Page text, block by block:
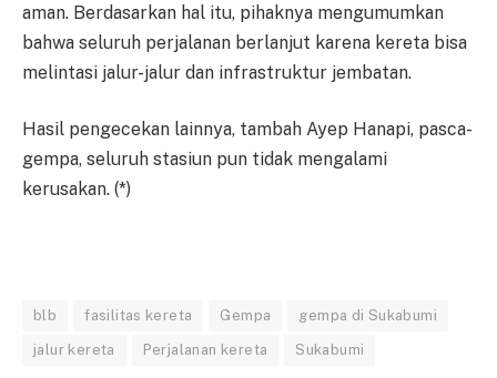
aman. Berdasarkan hal itu, pihaknya mengumumkan
bahwa seluruh perjalanan berlanjut karena kereta bisa
melintasi jalur-jalur dan infrastruktur jembatan.
Hasil pengecekan lainnya, tambah Ayep Hanapi, pasca-
gempa, seluruh stasiun pun tidak mengalami
kerusakan. (*)
blb fasilitas kereta Gempa gempa di Sukabumi
jalur kereta Perjalanan kereta Sukabumi